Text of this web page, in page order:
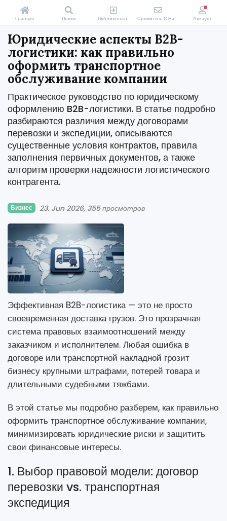
Юридические аспекты B2B-
логистики: как правильно
оформить транспортное
обслуживание компании
Практическое руководство по юридическому
оформлению B2B-логистики. В статье подробно
разбираются различия между договорами
перевозки и экспедиции, описываются
существенные условия контрактов, правила
заполнения первичных документов, а также
алгоритм проверки надежности логистического
контрагента.
Бизнес 23. Jun 2026 355 просмотров
Эффективная B2B-логистика — это не просто
своевременная доставка грузов. Это прозрачная
система правовых взаимоотношений между
заказчиком и исполнителем. Любая ошибка в
договоре или транспортной накладной грозит
бизнесу крупными штрафами, потерей товара и
длительными судебными тяжбами.
В этой статье мы подробно разберем, как правильно
оформить транспортное обслуживание компании,
минимизировать юридические риски и защитить
свои финансовые интересы.
1. Выбор правовой модели: договор
перевозки vs. транспортная
экспедиция
Главная Поиск Публиковать Свяжитесь С Нами Аккаунт